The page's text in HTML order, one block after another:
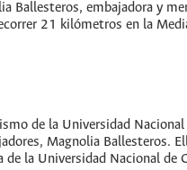
Ballesteros, embajadora y
21 kilómetros en la
de la Universidad
Magnolia Ballesteros.
la Universidad Nacional